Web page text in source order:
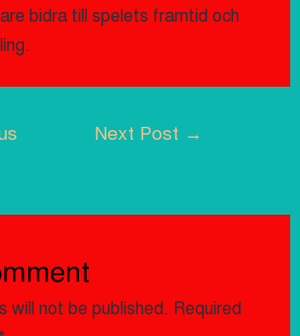
bidra till spelets framtid och
Next Post →
will not be published. Required